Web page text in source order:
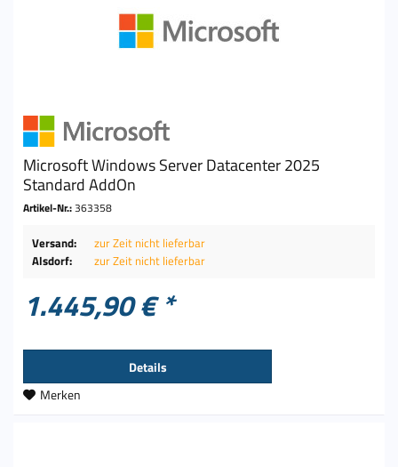
Microsoft Windows Server Datacenter 2025
Standard AddOn
Artikel-Nr.:363358
Versand:
zur Zeit nicht lieferbar
Alsdorf:
zur Zeit nicht lieferbar
1.445,90 € *
Details
Merken